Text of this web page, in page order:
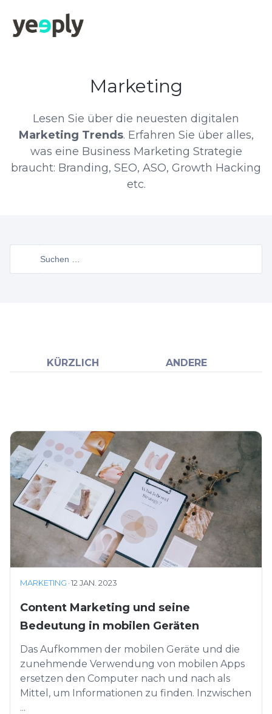
Marketing
Lesen Sie über die neuesten digitalen
Marketing Trends. Erfahren Sie über alles,
was eine Business Marketing Strategie
braucht: Branding, SEO, ASO, Growth Hacking
etc.
KÜRZLICH ANDERE
MARKETING ·12 JAN. 2023
Content Marketing und seine
Bedeutung in mobilen Geräten
Das Aufkommen der mobilen Geräte und die
zunehmende Verwendung von mobilen Apps
ersetzen den Computer nach und nach als
Mittel, um Informationen zu finden. Inzwischen
...